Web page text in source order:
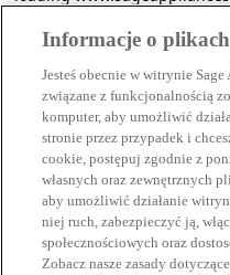
Informacje o
Jesteś obecnie w witrynie
związane z funkcjonalnością
komputer, aby umożliwić
stronie przez przypadek i
cookie, postępuj zgodnie z
własnych oraz zewnętrznych
aby umożliwić działanie
niej ruch, zabezpieczyć ją,
społecznościowych oraz
Zobacz nasze zasady